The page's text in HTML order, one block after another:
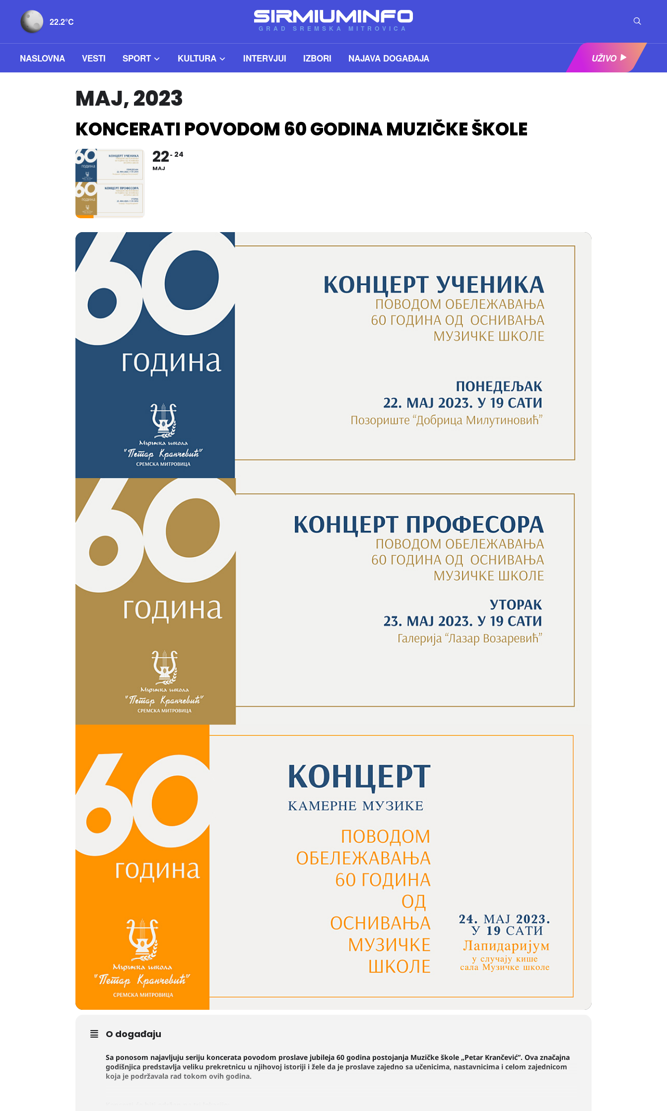
22.2°C
GRAD SREMSKA MITROVICA
NASLOVNA VESTI SPORT KULTURA INTERVJUI IZBORI NAJAVA DOGAĐAJA UŽIVO
MAJ, 2023
KONCERATI POVODOM 60 GODINA MUZIČKE ŠKOLE
22
MAJ
24
O događaju
Sa ponosom najavljuju seriju koncerata povodom proslave jubileja 60 godina postojanja Muzičke škole „Petar Krančević”. Ova značajna
godišnjica predstavlja veliku prekretnicu u njihovoj istoriji i žele da je proslave zajedno sa učenicima, nastavnicima i celom zajednicom
koja je podržavala rad tokom ovih godina.